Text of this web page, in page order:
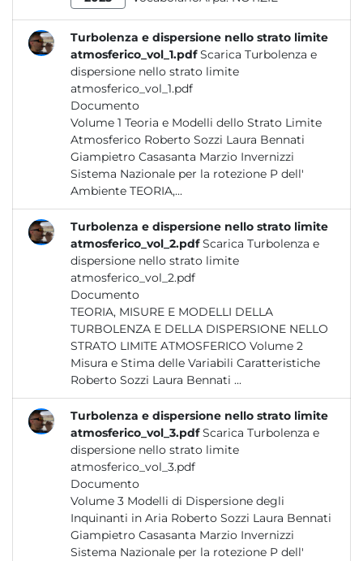
Turbolenza e dispersione nello strato limite
atmosferico_vol_1.pdf Scarica Turbolenza e
dispersione nello strato limite
atmosferico_vol_1.pdf
Documento
Volume 1 Teoria e Modelli dello Strato Limite
Atmosferico Roberto Sozzi Laura Bennati
Giampietro Casasanta Marzio Invernizzi
Sistema Nazionale per la rotezione P dell'
Ambiente TEORIA,...
Turbolenza e dispersione nello strato limite
atmosferico_vol_2.pdf Scarica Turbolenza e
dispersione nello strato limite
atmosferico_vol_2.pdf
Documento
TEORIA, MISURE E MODELLI DELLA
TURBOLENZA E DELLA DISPERSIONE NELLO
STRATO LIMITE ATMOSFERICO Volume 2
Misura e Stima delle Variabili Caratteristiche
Roberto Sozzi Laura Bennati ...
Turbolenza e dispersione nello strato limite
atmosferico_vol_3.pdf Scarica Turbolenza e
dispersione nello strato limite
atmosferico_vol_3.pdf
Documento
Volume 3 Modelli di Dispersione degli
Inquinanti in Aria Roberto Sozzi Laura Bennati
Giampietro Casasanta Marzio Invernizzi
Sistema Nazionale per la rotezione P dell'